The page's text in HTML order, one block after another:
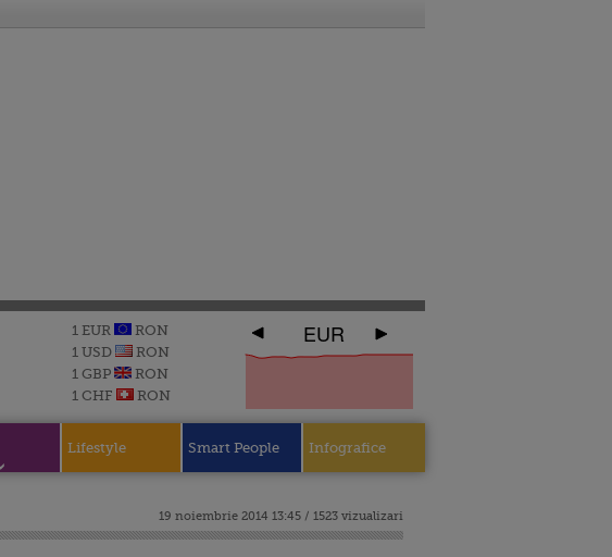
1 EUR
RON
1 USD
RON
1 GBP
RON
1 CHF
RON
EUR
Lifestyle Smart People Infografice
19 noiembrie 2014 13:45 / 1523 vizualizari